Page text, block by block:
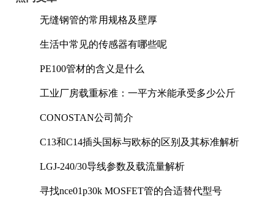
无缝钢管的常用规格及壁厚
生活中常见的传感器有哪些呢
PE100管材的含义是什么
工业厂房载重标准：一平方米能承受多少公斤
CONOSTAN公司简介
C13和C14插头国标与欧标的区别及其标准解析
LGJ-240/30导线参数及载流量解析
寻找nce01p30k MOSFET管的合适替代型号